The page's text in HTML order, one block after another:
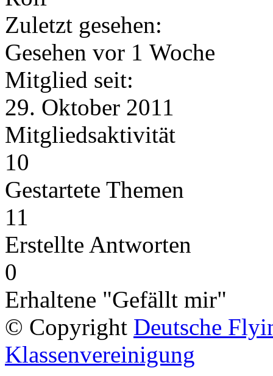
Zuletzt gesehen:
Gesehen vor 1 Woche
Mitglied seit:
29. Oktober 2011
Mitgliedsaktivität
10
Gestartete Themen
11
Erstellte Antworten
0
Erhaltene "Gefällt mir"
© Copyright Deutsche
Klassenvereinigung